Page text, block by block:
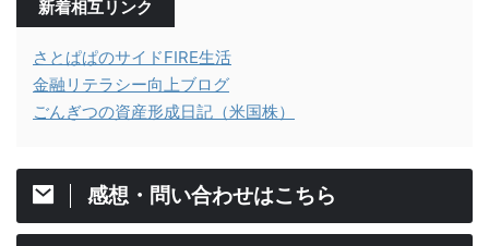
新着相互リンク
さとぱぱのサイドFIRE生活
金融リテラシー向上ブログ
ごんぎつの資産形成日記（米国株）
感想・問い合わせはこちら